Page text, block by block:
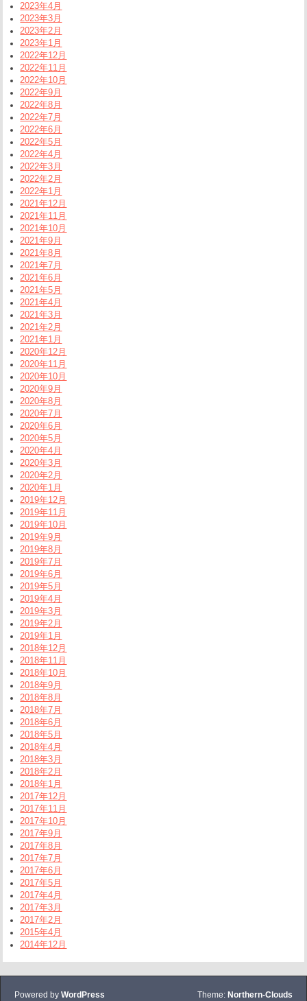
2023年4月
2023年3月
2023年2月
2023年1月
2022年12月
2022年11月
2022年10月
2022年9月
2022年8月
2022年7月
2022年6月
2022年5月
2022年4月
2022年3月
2022年2月
2022年1月
2021年12月
2021年11月
2021年10月
2021年9月
2021年8月
2021年7月
2021年6月
2021年5月
2021年4月
2021年3月
2021年2月
2021年1月
2020年12月
2020年11月
2020年10月
2020年9月
2020年8月
2020年7月
2020年6月
2020年5月
2020年4月
2020年3月
2020年2月
2020年1月
2019年12月
2019年11月
2019年10月
2019年9月
2019年8月
2019年7月
2019年6月
2019年5月
2019年4月
2019年3月
2019年2月
2019年1月
2018年12月
2018年11月
2018年10月
2018年9月
2018年8月
2018年7月
2018年6月
2018年5月
2018年4月
2018年3月
2018年2月
2018年1月
2017年12月
2017年11月
2017年10月
2017年9月
2017年8月
2017年7月
2017年6月
2017年5月
2017年4月
2017年3月
2017年2月
2015年4月
2014年12月
Theme: Northern-Clouds
Powered by WordPress